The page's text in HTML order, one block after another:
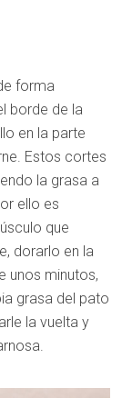
forma
borde de la
en la parte
Estos cortes
la grasa a
ello es
que
dorarlo en la
unos minutos,
grasa del pato
la vuelta y